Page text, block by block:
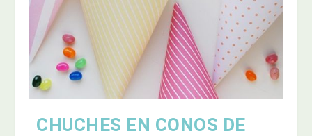
CHUCHES EN CONOS DE